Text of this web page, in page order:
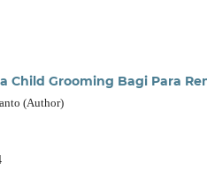
Child Grooming Bagi Para
(Author)